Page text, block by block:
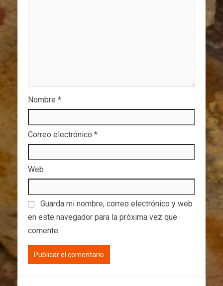
Nombre *
Correo electrónico *
Web
Guarda mi nombre, correo electrónico y web
en este navegador para la próxima vez que
comente.